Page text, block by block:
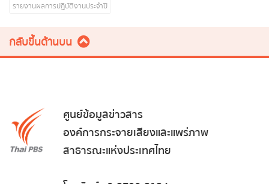
รายงานผลการปฏิบัติงานประจำปี
กลับขึ้นด้านบน
ศูนย์ข้อมูลข่าวสาร
องค์การกระจายเสียงและแพร่ภาพ
สาธารณะแห่งประเทศไทย